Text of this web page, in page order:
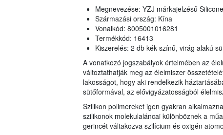
Megnevezése: YZJ márkajelzésű
Származási ország: Kína
Vonalkód: 8005001016281
Termékkód: 16413
Kiszerelés: 2 db kék színű, virág alakú
A vonatkozó jogszabályok értelmében az
változtathatják meg az élelmiszer
lakosságot, hogy aki rendelkezik
sütőformával, az elővigyázatosságból
Szilikon polimereket igen gyakran
szilikonok molekulaláncai különböznek a
gerincét váltakozva szilícium és oxigén